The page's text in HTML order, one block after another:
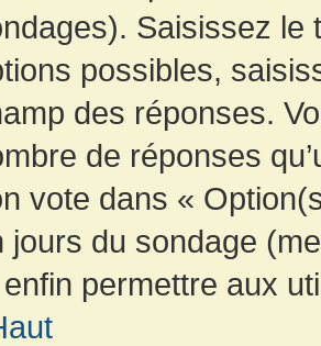
Saisissez le
possibles,
des réponses.
de réponses
vote dans «
jours du sondage
permettre aux